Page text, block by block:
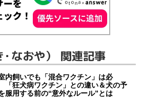
なおや） 関連記事
内飼いでも「混合ワクチン」は必
狂犬病ワクチン」との違い＆犬の予
服用する前の“意外なルール”とは